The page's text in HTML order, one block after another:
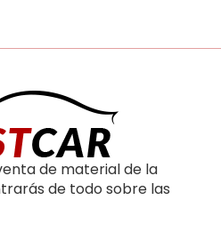
de material de la
de todo sobre las